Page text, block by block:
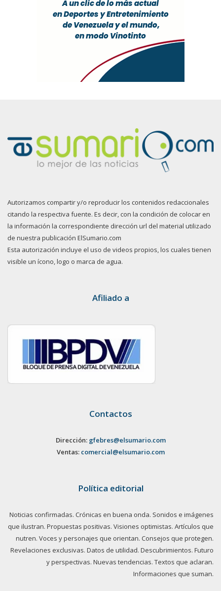
Autorizamos compartir y/o reproducir los contenidos redaccionales
citando la respectiva fuente. Es decir, con la condición de colocar en
la información la correspondiente dirección url del material utilizado
de nuestra publicación ElSumario.com
Esta autorización incluye el uso de videos propios, los cuales tienen
visible un ícono, logo o marca de agua.
Afiliado a
Contactos
Dirección: gfebres@elsumario.com
Ventas: comercial@elsumario.com
Política editorial
Noticias confirmadas. Crónicas en buena onda. Sonidos e imágenes
que ilustran. Propuestas positivas. Visiones optimistas. Artículos que
nutren. Voces y personajes que orientan. Consejos que protegen.
Revelaciones exclusivas. Datos de utilidad. Descubrimientos. Futuro
y perspectivas. Nuevas tendencias. Textos que aclaran.
Informaciones que suman.